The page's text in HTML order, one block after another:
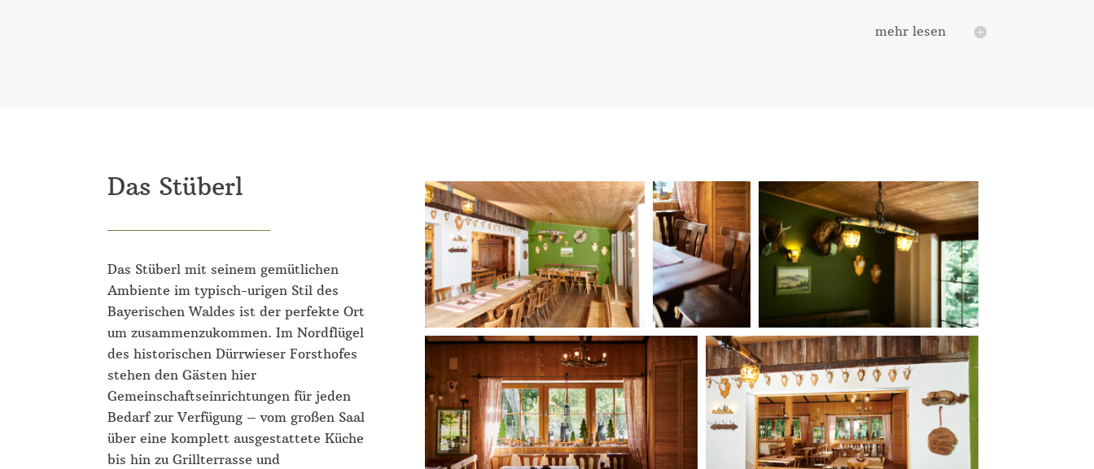
mehr lesen
Das Stüberl
Das Stüberl mit seinem gemütlichen
Ambiente im typisch-urigen Stil des
Bayerischen Waldes ist der perfekte Ort
um zusammenzukommen. Im Nordflügel
des historischen Dürrwieser Forsthofes
stehen den Gästen hier
Gemeinschaftseinrichtungen für jeden
Bedarf zur Verfügung – vom großen Saal
über eine komplett ausgestattete Küche
bis hin zu Grillterrasse und